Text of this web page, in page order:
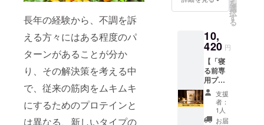
長年の経験から、不調を訴
える方々にはある程度のパ
ターンがあることが分か
り、その解決策を考える中
で、従来の筋肉をムキムキ
にするためのプロテインと
は異なる、新しいタイプの
1年間で
お名前
を掲載
いただ
きま
す。
ANCHO
RのHP
であな
たのお
名前を
PRでき
ます。
を
選
択
す
る
10,
420 円
【「寝
る前専
用プロ
テイ
ン」
1kg】
「寝る
支援
者：
1人
お届